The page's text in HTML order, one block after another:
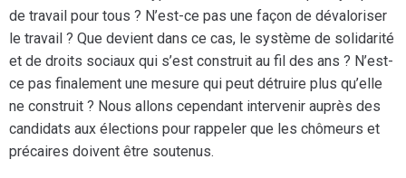
de travail pour tous ? N’est-ce pas une façon de dévaloriser
le travail ? Que devient dans ce cas, le système de solidarité
et de droits sociaux qui s’est construit au fil des ans ? N’est-
ce pas finalement une mesure qui peut détruire plus qu’elle
ne construit ? Nous allons cependant intervenir auprès des
candidats aux élections pour rappeler que les chômeurs et
précaires doivent être soutenus.